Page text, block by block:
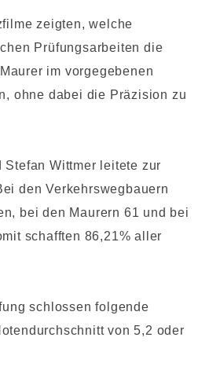
zeigten, welche
Prüfungsarbeiten die
im vorgegebenen
ohne dabei die Präzision zu
Stefan Wittmer leitete zur
den Verkehrswegbauern
bei den Maurern 61 und bei
schafften 86,21% aller
schlossen folgende
von 5,2 oder